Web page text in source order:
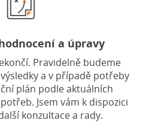
a úpravy
Pravidelně budeme
a v případě potřeby
plán podle aktuálních
Jsem vám k dispozici
konzultace a rady.